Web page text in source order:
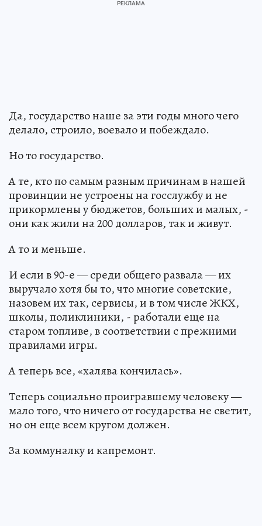
Да, государство наше за эти годы много чего
делало, строило, воевало и побеждало.
Но то государство.
А те, кто по самым разным причинам в нашей
провинции не устроены на госслужбу и не
прикормлены у бюджетов, больших и малых, -
они как жили на 200 долларов, так и живут.
А то и меньше.
И если в 90-е — среди общего развала — их
выручало хотя бы то, что многие советские,
назовем их так, сервисы, и в том числе ЖКХ,
школы, поликлиники, - работали еще на
старом топливе, в соответствии с прежними
правилами игры.
А теперь все, «халява кончилась».
Теперь социально проигравшему человеку —
мало того, что ничего от государства не светит,
но он еще всем кругом должен.
За коммуналку и капремонт.